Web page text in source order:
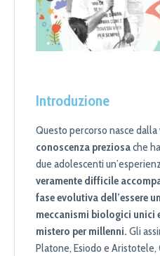
Introduzione
Questo percorso nasce
conoscenza preziosache
due adolescenti
veramente difficile
fase evolutiva dell’essere
meccanismi biologici unici
mistero per millenni. Gli
Platone, Esiodo e Aristotele,